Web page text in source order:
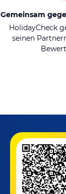
Gemeinsam
HolidayCheck
seinen